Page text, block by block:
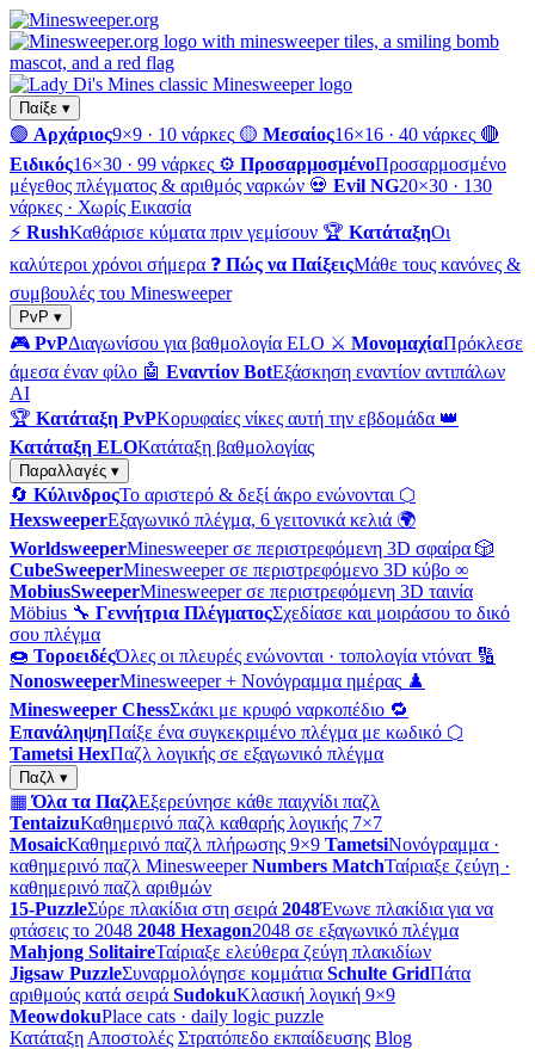
Παίξε ▾
🟢 Αρχάριος9×9 · 10 νάρκες 🟡 Μεσαίος16×16 · 40 νάρκες 🔴
Ειδικός16×30 · 99 νάρκες ⚙️ ΠροσαρμοσμένοΠροσαρμοσμένο
μέγεθος πλέγματος & αριθμός ναρκών 💀 Evil NG20×30 · 130
νάρκες · Χωρίς Εικασία
⚡ RushΚαθάρισε κύματα πριν γεμίσουν 🏆 ΚατάταξηΟι
καλύτεροι χρόνοι σήμερα ❓ Πώς να ΠαίξειςΜάθε τους κανόνες &
συμβουλές του Minesweeper
PvP ▾
🎮 PvPΔιαγωνίσου για βαθμολογία ELO ⚔️ ΜονομαχίαΠρόκλεσε
άμεσα έναν φίλο 🤖 Εναντίον BotΕξάσκηση εναντίον αντιπάλων
AI
🏆 Κατάταξη PvPΚορυφαίες νίκες αυτή την εβδομάδα 👑
Κατάταξη ELOΚατάταξη βαθμολογίας
Παραλλαγές ▾
🔄 ΚύλινδροςΤο αριστερό & δεξί άκρο ενώνονται ⬡
HexsweeperΕξαγωνικό πλέγμα, 6 γειτονικά κελιά 🌍
WorldsweeperMinesweeper σε περιστρεφόμενη 3D σφαίρα 🎲
CubeSweeperMinesweeper σε περιστρεφόμενο 3D κύβο ∞
MobiusSweeperMinesweeper σε περιστρεφόμενη 3D ταινία
Möbius 🔧 Γεννήτρια ΠλέγματοςΣχεδίασε και μοιράσου το δικό
σου πλέγμα
🍩 ΤοροειδέςΌλες οι πλευρές ενώνονται · τοπολογία ντόνατ 🔢
NonosweeperMinesweeper + Νονόγραμμα ημέρας ♟️
Minesweeper ChessΣκάκι με κρυφό ναρκοπέδιο 🔁
ΕπανάληψηΠαίξε ένα συγκεκριμένο πλέγμα με κωδικό ⬡
Tametsi HexΠαζλ λογικής σε εξαγωνικό πλέγμα
Παζλ ▾
▦ Όλα τα ΠαζλΕξερεύνησε κάθε παιχνίδι παζλ
TentaizuΚαθημερινό παζλ καθαρής λογικής 7×7
MosaicΚαθημερινό παζλ πλήρωσης 9×9 TametsiΝονόγραμμα ·
καθημερινό παζλ Minesweeper Numbers MatchΤαίριαξε ζεύγη ·
καθημερινό παζλ αριθμών
15-PuzzleΣύρε πλακίδια στη σειρά 2048Ένωνε πλακίδια για να
φτάσεις το 2048 2048 Hexagon2048 σε εξαγωνικό πλέγμα
Mahjong SolitaireΤαίριαξε ελεύθερα ζεύγη πλακιδίων
Jigsaw PuzzleΣυναρμολόγησε κομμάτια Schulte GridΠάτα
αριθμούς κατά σειρά SudokuΚλασική λογική 9×9
MeowdokuPlace cats · daily logic puzzle
Κατάταξη Αποστολές Στρατόπεδο εκπαίδευσης Blog